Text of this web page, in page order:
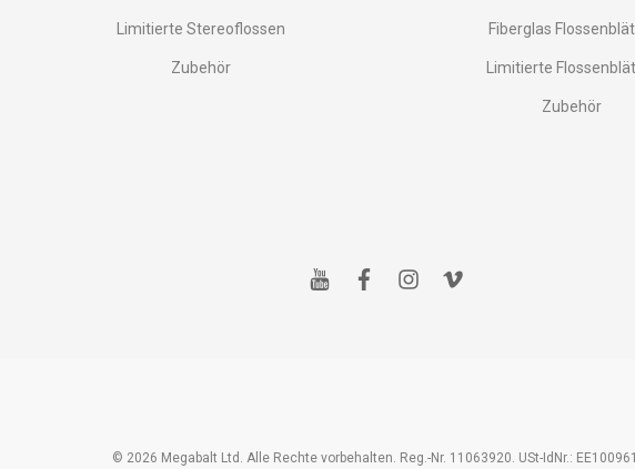
Limitierte Stereoflossen
Zubehör
Fiberglas
Limitierte
Zubehör
y f i v
© 2026 Megabalt Ltd. Alle Rechte vorbehalten. Reg.-Nr. 11063920. USt-IdNr.: